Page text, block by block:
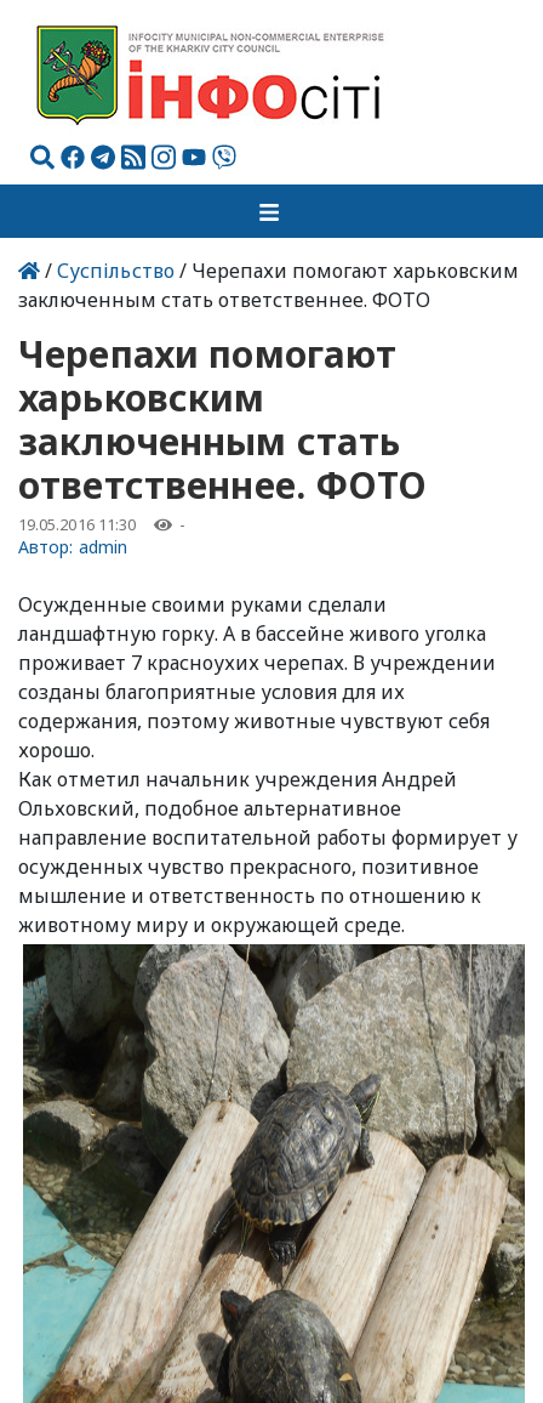
/Суспільство/ Черепахи помогают харьковским
заключенным стать ответственнее. ФОТО
Черепахи помогают
харьковским
заключенным стать
ответственнее. ФОТО
19.05.2016 11:30 -
Автор: admin
Осужденные своими руками сделали
ландшафтную горку. А в бассейне живого уголка
проживает 7 красноухих черепах. В учреждении
созданы благоприятные условия для их
содержания, поэтому животные чувствуют себя
хорошо.
Как отметил начальник учреждения Андрей
Ольховский, подобное альтернативное
направление воспитательной работы формирует у
осужденных чувство прекрасного, позитивное
мышление и ответственность по отношению к
животному миру и окружающей среде.